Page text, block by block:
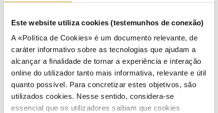
Este website utiliza cookies (testemunhos de conexão)
A «Política de Cookies» é um documento relevante, de
caráter informativo sobre as tecnologias que ajudam a
alcançar a finalidade de tornar a experiência e interação
online do utilizador tanto mais informativa, relevante e útil
quanto possível. Para concretizar estes objetivos, são
utilizados cookies. Nesse sentido, considera-se
essencial que os utilizadores saibam que cookies
Natural do Algarve, S.A.
Tema:Leituras dos equipamentos de medição
Processo:14/2015
Duriensegás – Sociedade Distribuidora de
Gás Natural do Douro, S.A.
Tema: Leituras de equipamentos de medição